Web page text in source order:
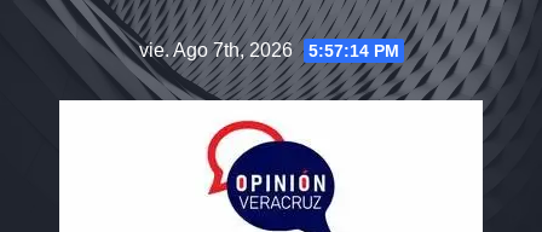
vie. Ago 7th, 2026 5:57:15 PM